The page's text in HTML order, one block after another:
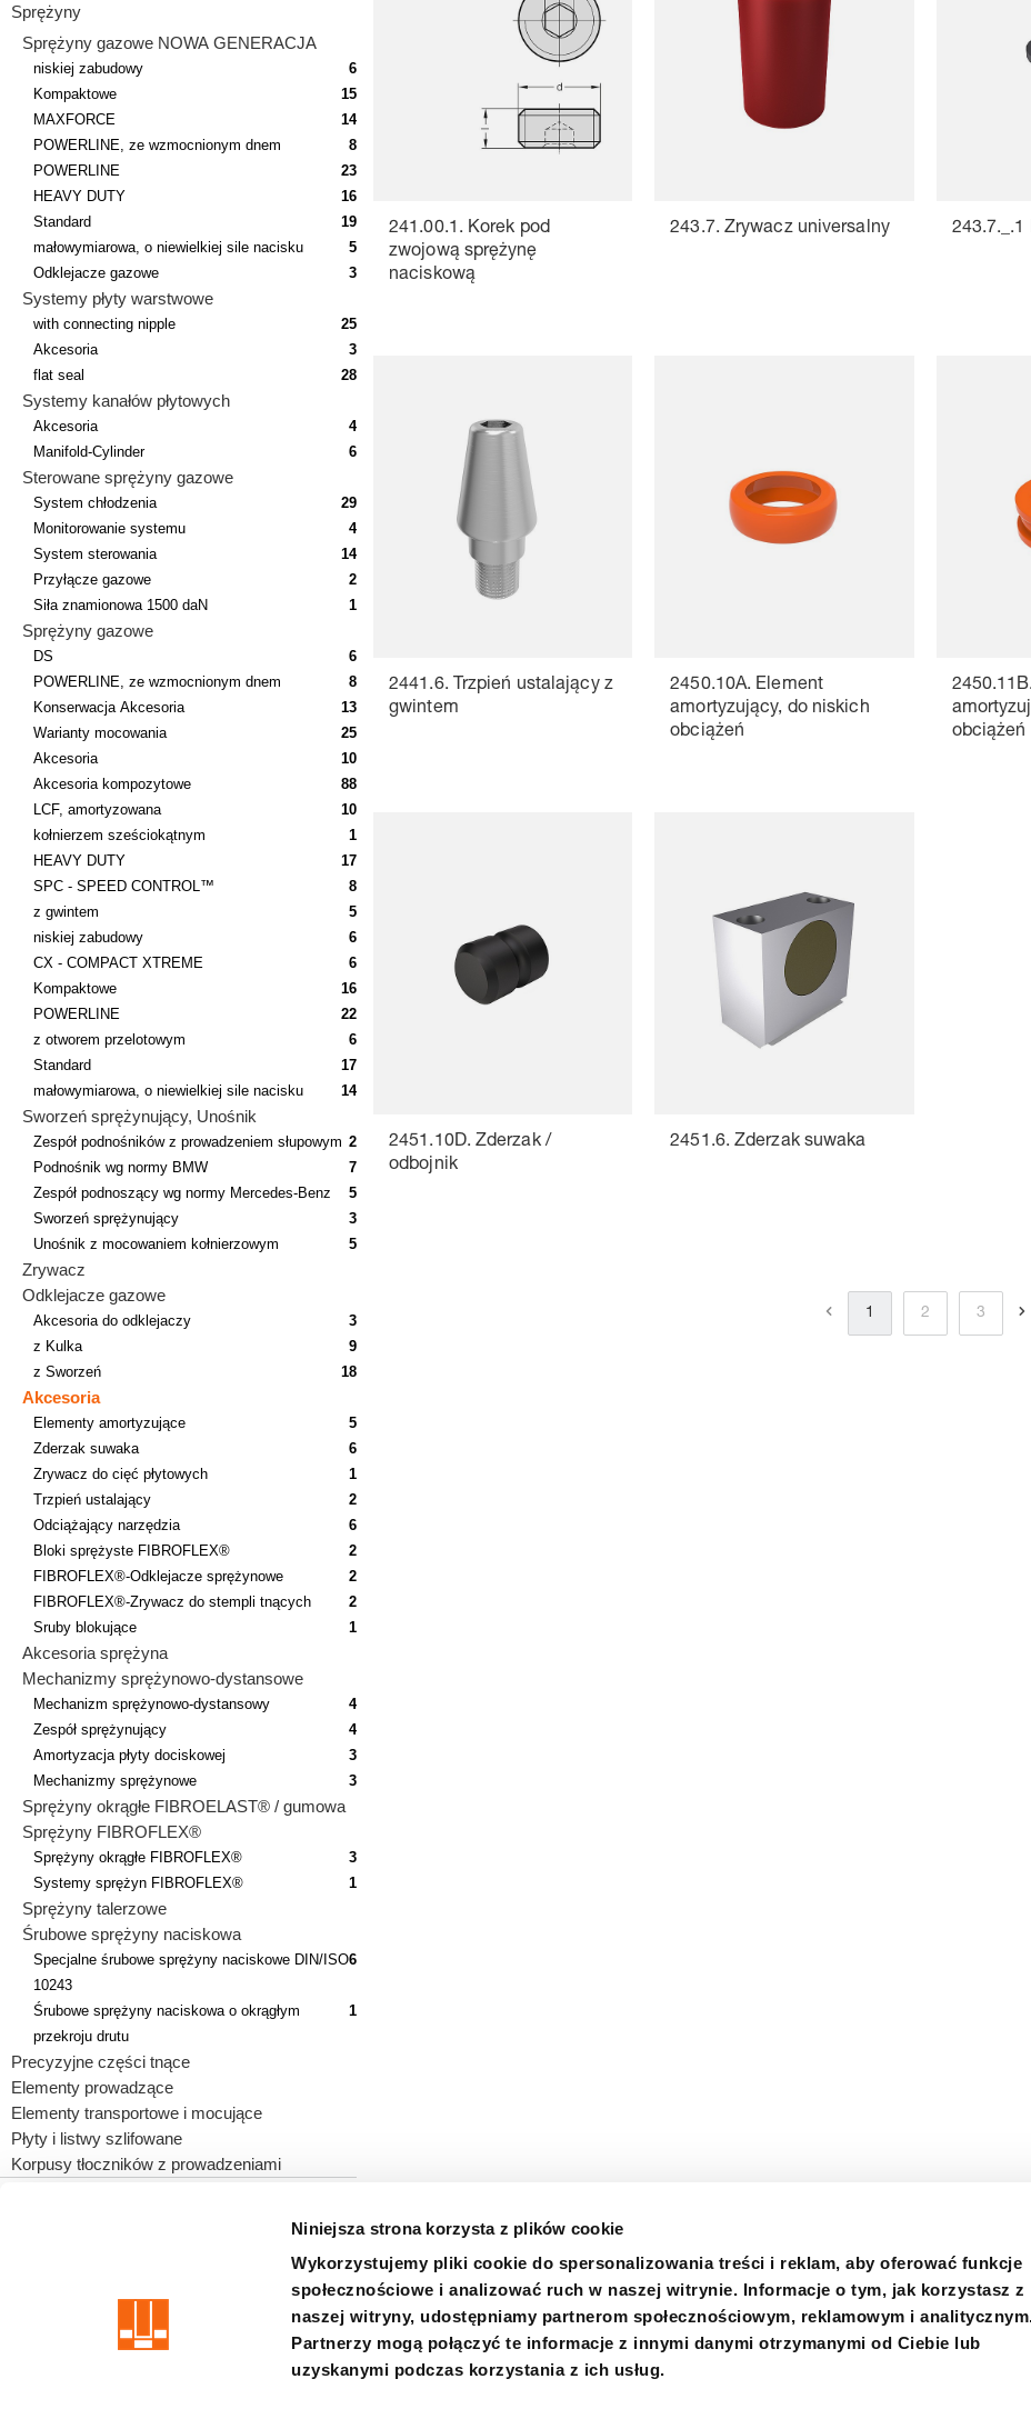
Niniejsza strona korzysta z plików cookie
Wykorzystujemy pliki cookie do spersonalizowania treści i reklam, aby oferować funkcje
społecznościowe i analizować ruch w naszej witrynie. Informacje o tym, jak korzystasz z
naszej witryny, udostępniamy partnerom społecznościowym, reklamowym i
Partnerzy mogą połączyć te informacje z innymi danymi otrzymanymi od Ciebie lub
uzyskanymi podczas korzystania z ich usług.
Sprężyny
Sprężyny gazowe NOWA GENERACJA
niskiej zabudowy
6
Kompaktowe
15
MAXFORCE
14
POWERLINE, ze wzmocnionym dnem
8
POWERLINE
23
HEAVY DUTY
16
Standard
19
małowymiarowa, o niewielkiej sile nacisku
5
Odklejacze gazowe
3
Systemy płyty warstwowe
with connecting nipple
25
Akcesoria
3
flat seal
28
Systemy kanałów płytowych
Akcesoria
4
Manifold-Cylinder
6
Sterowane sprężyny gazowe
System chłodzenia
29
Monitorowanie systemu
4
System sterowania
14
Przyłącze gazowe
2
Siła znamionowa 1500 daN
1
Sprężyny gazowe
DS
6
POWERLINE, ze wzmocnionym dnem
8
Konserwacja Akcesoria
13
Warianty mocowania
25
Akcesoria
10
Akcesoria kompozytowe
88
LCF, amortyzowana
10
kołnierzem sześciokątnym
1
HEAVY DUTY
17
SPC - SPEED CONTROL™
8
z gwintem
5
niskiej zabudowy
6
CX - COMPACT XTREME
6
Kompaktowe
16
POWERLINE
22
z otworem przelotowym
6
Standard
17
małowymiarowa, o niewielkiej sile nacisku
14
Sworzeń sprężynujący, Unośnik
Zespół podnośników z prowadzeniem słupowym 2
Podnośnik wg normy BMW
7
Zespół podnoszący wg normy Mercedes-Benz
5
Sworzeń sprężynujący
3
Unośnik z mocowaniem kołnierzowym
5
Zrywacz
Odklejacze gazowe
Akcesoria do odklejaczy
3
z Kulka
9
z Sworzeń
18
Akcesoria
Elementy amortyzujące
5
Zderzak suwaka
6
Zrywacz do cięć płytowych
1
Trzpień ustalający
2
Odciążający narzędzia
6
Bloki sprężyste FIBROFLEX®
2
FIBROFLEX®-Odklejacze sprężynowe
2
FIBROFLEX®-Zrywacz do stempli tnących
2
Sruby blokujące
1
Akcesoria sprężyna
Mechanizmy sprężynowo-dystansowe
Mechanizm sprężynowo-dystansowy
4
Zespół sprężynujący
4
Amortyzacja płyty dociskowej
3
Mechanizmy sprężynowe
3
Sprężyny okrągłe FIBROELAST® / gumowa
Sprężyny FIBROFLEX®
Sprężyny okrągłe FIBROFLEX®
3
Systemy sprężyn FIBROFLEX®
1
Sprężyny talerzowe
Śrubowe sprężyny naciskowa
Specjalne śrubowe sprężyny naciskowe DIN/ISO
10243
6
Śrubowe sprężyny naciskowa o okrągłym
przekroju drutu
1
Precyzyjne części tnące
Elementy prowadzące
Elementy transportowe i mocujące
Płyty i listwy szlifowane
Korpusy tłoczników z prowadzeniami
241.00.1. Korek pod
zwojową sprężynę
naciskową
243.7. Zrywacz universalny 243.7._.1
2441.6. Trzpień ustalający z
gwintem
2450.10A. Element
amortyzujący, do niskich
obciążeń
obciążeń
2451.10D. Zderzak /
odbojnik
2451.6. Zderzak suwaka
1 2 3
WARUNKI Zastrzezenie System informowania o nieprawidłowościach Certyfikaty Kupno